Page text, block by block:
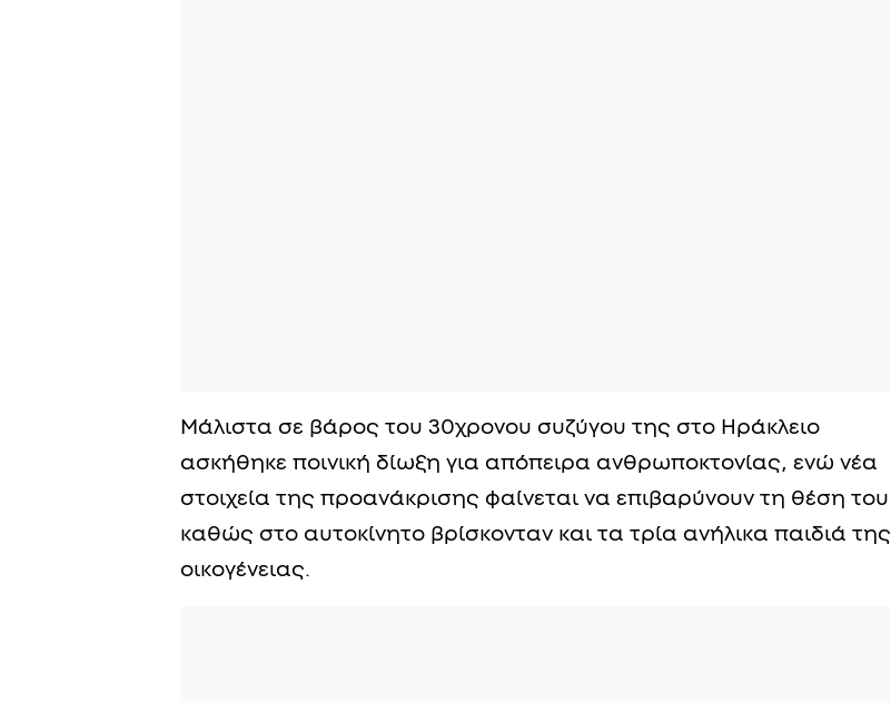
Μάλιστα σε βάρος του 30χρονου συζύγου της στο Ηράκλειο
ασκήθηκε ποινική δίωξη για απόπειρα ανθρωποκτονίας, ενώ νέα
στοιχεία της προανάκρισης φαίνεται να επιβαρύνουν τη θέση του
καθώς στο αυτοκίνητο βρίσκονταν και τα τρία ανήλικα παιδιά της
οικογένειας.